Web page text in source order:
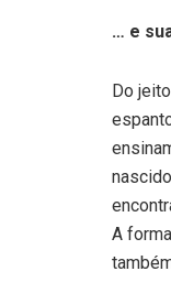
… e
Do
A